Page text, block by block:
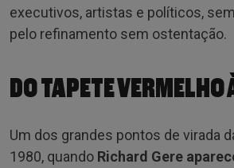
executivos, artistas e políticos,
pelo refinamento sem ostentação.
DO TAPETE
Um dos grandes pontos de virada
1980, quando Richard Gere